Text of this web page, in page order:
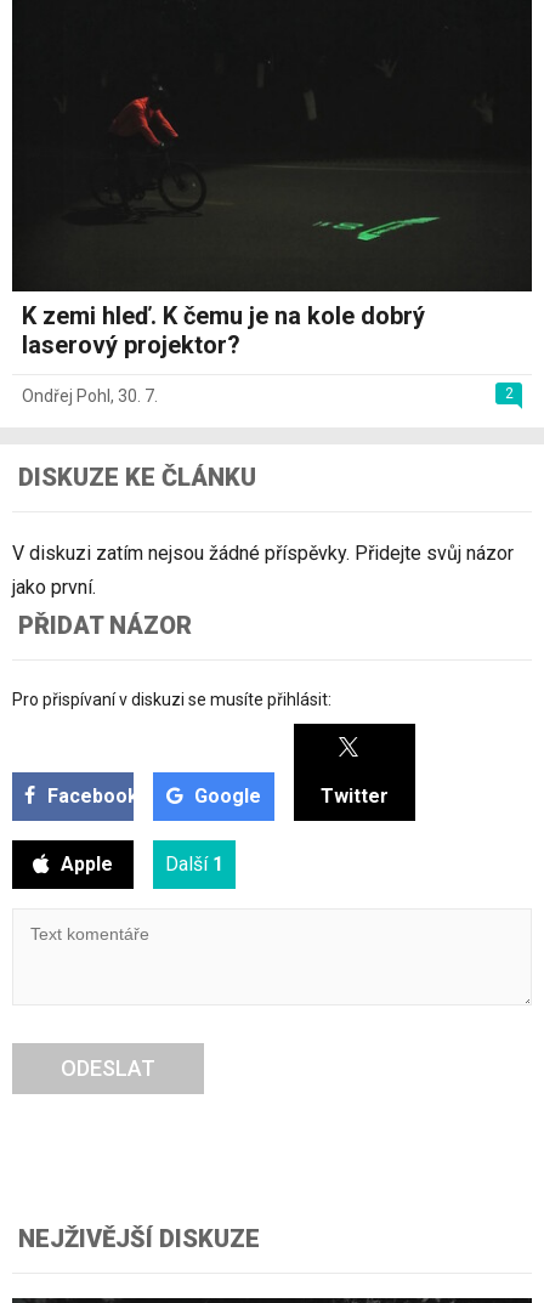
K zemi hleď. K čemu je na kole dobrý
laserový projektor?
2
Ondřej Pohl , 30. 7.
DISKUZE KE ČLÁNKU
V diskuzi zatím nejsou žádné příspěvky. Přidejte svůj názor
jako první.
PŘIDAT NÁZOR
Pro přispívaní v diskuzi se musíte přihlásit:
Facebook Google Twitter
Apple Další 1
ODESLAT
NEJŽIVĚJŠÍ DISKUZE